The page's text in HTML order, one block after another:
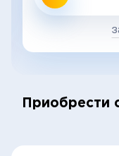
Приобрести